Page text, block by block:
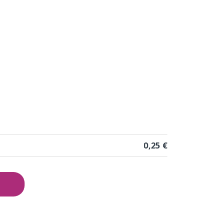
0,25 €